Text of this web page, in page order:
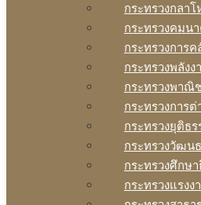
กระทรวงกลาโ
กระทรวงคมน
กระทรวงการค
กระทรวงพลังง
กระทรวงพาณิ
กระทรวงการต่
กระทรวงยุติธร
กระทรวงวัฒน
กระทรวงศึกษ
กระทรวงแรงง